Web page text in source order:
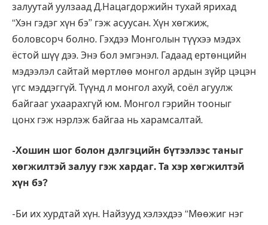
залуутай уулзаад Д.Нацагдоржийн тухай ярихад
“Хэн гэдэг хүн бэ” гэж асуусан. Хүн хөгжиж,
боловсорч болно. Гэхдээ Монголын түүхээ мэдэх
ёстой шүү дээ. Энэ бол эмгэнэл. Гадаад ертөнцийн
мэдээлэл сайтай мөртлөө монгол ардын зүйр цэцэн
үгс мэддэггүй. Түүнд л монгол ахуй, соёл агуулж
байгааг ухаарахгүй юм. Монгол гэрийн тооныг
цонх гэж нэрлэж байгаа нь харамсалтай.
-Хошин шог болон дэлгэцийн бүтээлээс таныг
хөгжилтэй залуу гэж хардаг. Та хэр хөгжилтэй
хүн бэ?
-Би их хурдтай хүн. Найзууд хэлэхдээ “Мөөжиг нэг